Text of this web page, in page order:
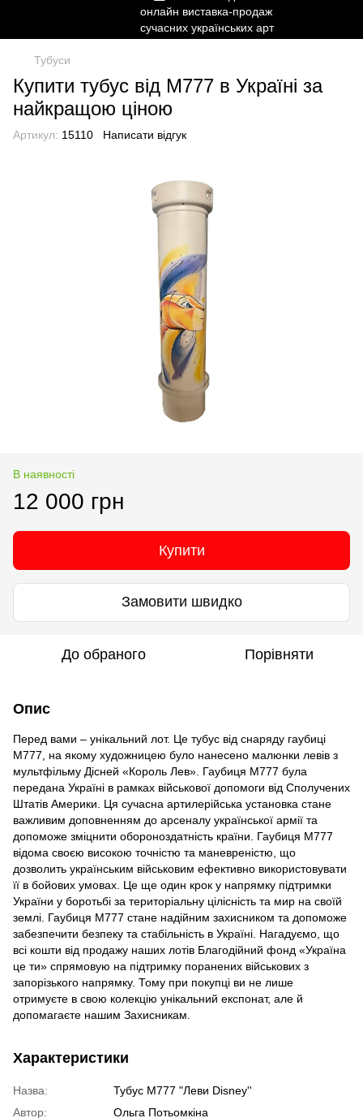
Тубуси
Купити тубус від М777 в Україні за
найкращою ціною
Артикул: 15110 Написати відгук
В наявності
12 000 грн
Купити
Замовити швидко
До обраного Порівняти
Опис
Перед вами – унікальний лот. Це тубус від снаряду гаубиці
М777, на якому художницею було нанесено малюнки левів з
мультфільму Дісней «Король Лев». Гаубиця М777 була
передана Україні в рамках військової допомоги від Сполучених
Штатів Америки. Ця сучасна артилерійська установка стане
важливим доповненням до арсеналу української армії та
допоможе зміцнити обороноздатність країни. Гаубиця М777
відома своєю високою точністю та маневреністю, що
дозволить українським військовим ефективно використовувати
її в бойових умовах. Це ще один крок у напрямку підтримки
України у боротьбі за територіальну цілісність та мир на своїй
землі. Гаубиця М777 стане надійним захисником та допоможе
забезпечити безпеку та стабільність в Україні. Нагадуємо, що
всі кошти від продажу наших лотів Благодійний фонд «Україна
це ти» спрямовую на підтримку поранених військових з
запорізького напрямку. Тому при покупці ви не лише
отримуєте в свою колекцію унікальний експонат, але й
допомагаєте нашим Захисникам.
Характеристики
Назва:
Тубус М777 "Леви Disney''
Автор:
Ольга Потьомкіна